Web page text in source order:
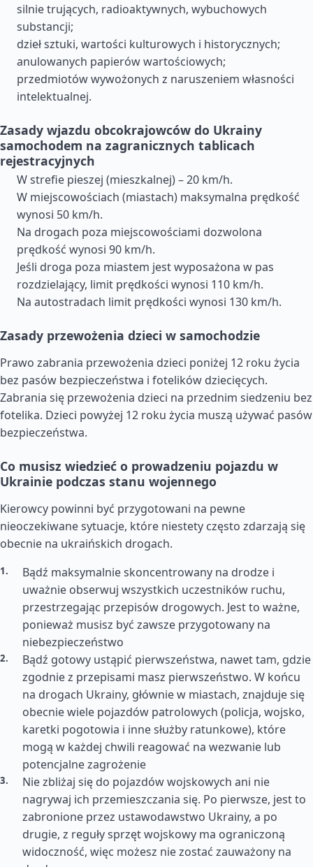
silnie trujących, radioaktywnych, wybuchowych
substancji;
dzieł sztuki, wartości kulturowych i historycznych;
anulowanych papierów wartościowych;
przedmiotów wywożonych z naruszeniem własności
intelektualnej.
Zasady wjazdu obcokrajowców do Ukrainy
samochodem na zagranicznych tablicach
rejestracyjnych
W strefie pieszej (mieszkalnej) – 20 km/h.
W miejscowościach (miastach) maksymalna prędkość
wynosi 50 km/h.
Na drogach poza miejscowościami dozwolona
prędkość wynosi 90 km/h.
Jeśli droga poza miastem jest wyposażona w pas
rozdzielający, limit prędkości wynosi 110 km/h.
Na autostradach limit prędkości wynosi 130 km/h.
Zasady przewożenia dzieci w samochodzie
Prawo zabrania przewożenia dzieci poniżej 12 roku życia
bez pasów bezpieczeństwa i fotelików dziecięcych.
Zabrania się przewożenia dzieci na przednim siedzeniu bez
fotelika. Dzieci powyżej 12 roku życia muszą używać pasów
bezpieczeństwa.
Co musisz wiedzieć o prowadzeniu pojazdu w
Ukrainie podczas stanu wojennego
Kierowcy powinni być przygotowani na pewne
nieoczekiwane sytuacje, które niestety często zdarzają się
obecnie na ukraińskich drogach.
Bądź maksymalnie skoncentrowany na drodze i
uważnie obserwuj wszystkich uczestników ruchu,
przestrzegając przepisów drogowych. Jest to ważne,
ponieważ musisz być zawsze przygotowany na
niebezpieczeństwo
Bądź gotowy ustąpić pierwszeństwa, nawet tam, gdzie
zgodnie z przepisami masz pierwszeństwo. W końcu
na drogach Ukrainy, głównie w miastach, znajduje się
obecnie wiele pojazdów patrolowych (policja, wojsko,
karetki pogotowia i inne służby ratunkowe), które
mogą w każdej chwili reagować na wezwanie lub
potencjalne zagrożenie
Nie zbliżaj się do pojazdów wojskowych ani nie
nagrywaj ich przemieszczania się. Po pierwsze, jest to
zabronione przez ustawodawstwo Ukrainy, a po
drugie, z reguły sprzęt wojskowy ma ograniczoną
widoczność, więc możesz nie zostać zauważony na